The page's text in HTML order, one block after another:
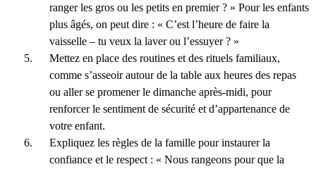
ranger les gros ou les petits en premier ? » Pour les enfants
plus âgés, on peut dire : « C’est l’heure de faire la
vaisselle – tu veux la laver ou l’essuyer ? »
Mettez en place des routines et des rituels familiaux,
comme s’asseoir autour de la table aux heures des repas
ou aller se promener le dimanche après-midi, pour
renforcer le sentiment de sécurité et d’appartenance de
votre enfant.
Expliquez les règles de la famille pour instaurer la
confiance et le respect : « Nous rangeons pour que la